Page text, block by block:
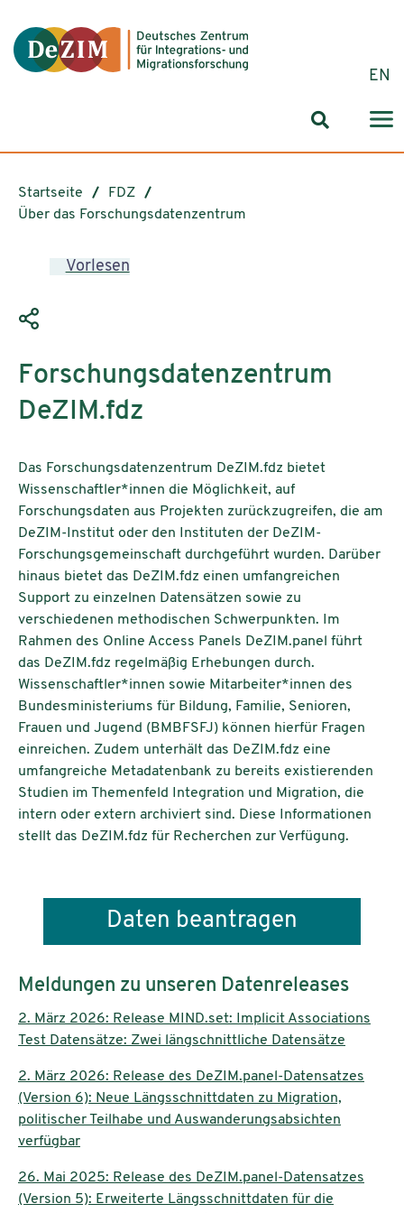
EN
Startseite
FDZ
Über das Forschungsdatenzentrum
Vorlesen
Forschungsdatenzentrum
DeZIM.fdz
Das Forschungsdatenzentrum DeZIM.fdz bietet
Wissenschaftler*innen die Möglichkeit, auf
Forschungsdaten aus Projekten zurückzugreifen, die am
DeZIM-Institut oder den Instituten der DeZIM-
Forschungsgemeinschaft durchgeführt wurden. Darüber
hinaus bietet das DeZIM.fdz einen umfangreichen
Support zu einzelnen Datensätzen sowie zu
verschiedenen methodischen Schwerpunkten. Im
Rahmen des Online Access Panels DeZIM.panel führt
das DeZIM.fdz regelmäßig Erhebungen durch.
Wissenschaftler*innen sowie Mitarbeiter*innen des
Bundesministeriums für Bildung, Familie, Senioren,
Frauen und Jugend (BMBFSFJ) können hierfür Fragen
einreichen. Zudem unterhält das DeZIM.fdz eine
umfangreiche Metadatenbank zu bereits existierenden
Studien im Themenfeld Integration und Migration, die
intern oder extern archiviert sind. Diese Informationen
stellt das DeZIM.fdz für Recherchen zur Verfügung.
Daten beantragen
Meldungen zu unseren Datenreleases
2. März 2026: Release MIND.set: Implicit Associations
Test Datensätze: Zwei längschnittliche Datensätze
2. März 2026: Release des DeZIM.panel-Datensatzes
(Version 6): Neue Längsschnittdaten zu Migration,
politischer Teilhabe und Auswanderungsabsichten
verfügbar
26. Mai 2025: Release des DeZIM.panel-Datensatzes
(Version 5): Erweiterte Längsschnittdaten für die